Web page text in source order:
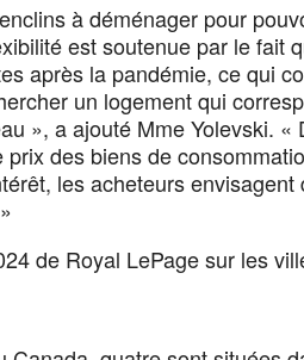
à déménager pour
est soutenue par le fait
après la pandémie, ce qui
un logement qui
», a ajouté Mme Yolevski. «
des biens de
les acheteurs envisagent
de Royal LePage sur les